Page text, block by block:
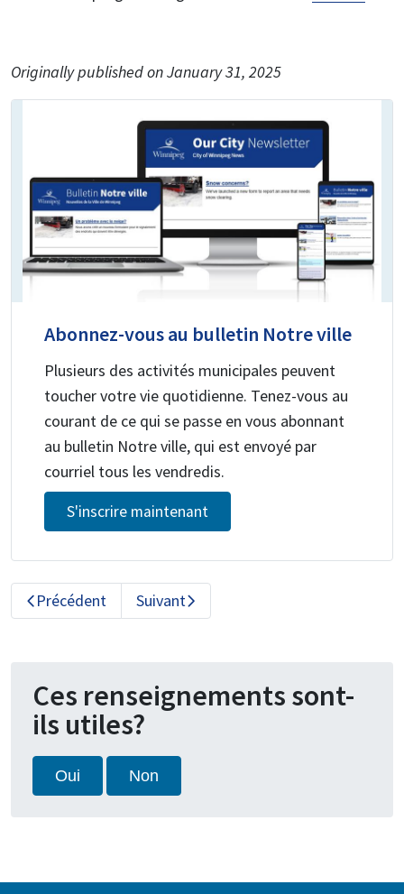
Originally published on January 31, 2025
Abonnez-vous au bulletin Notre ville
Plusieurs des activités municipales peuvent
toucher votre vie quotidienne. Tenez-vous au
courant de ce qui se passe en vous abonnant
au bulletin Notre ville, qui est envoyé par
courriel tous les vendredis.
S'inscrire maintenant
Précédent Suivant
Ces renseignements sont-
ils utiles?
Oui Non